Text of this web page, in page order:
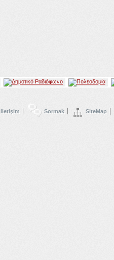
Iletişim Sormak SiteMap